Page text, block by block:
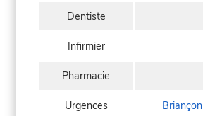
Dentiste
Infirmier
Pharmacie
Urgences Briançon